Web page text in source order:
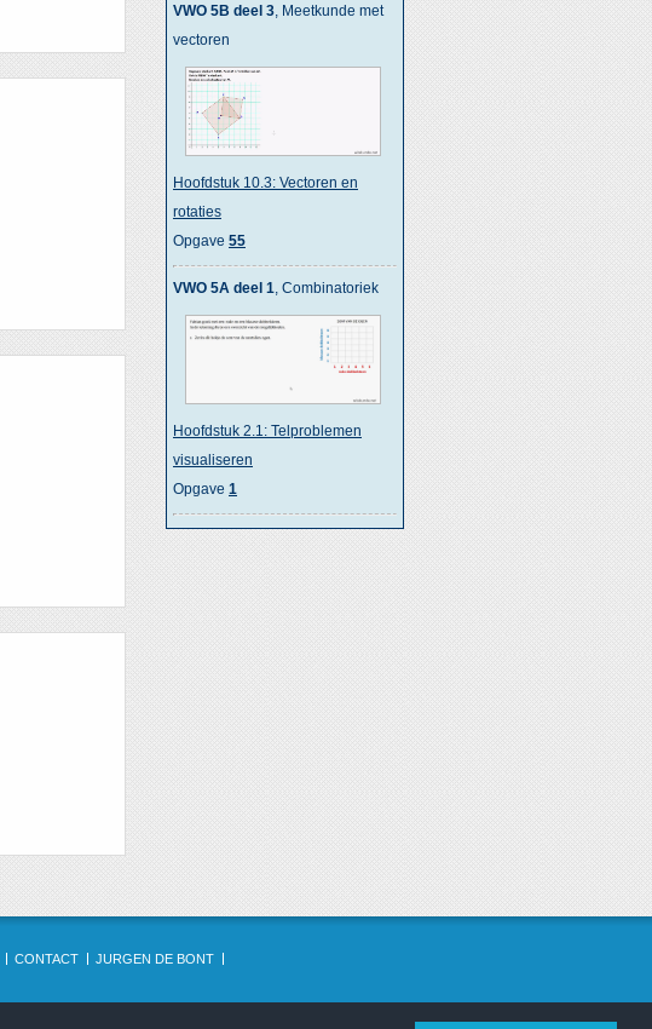
VWO 5B deel 3 , Meetkunde met
vectoren
Hoofdstuk 10.3: Vectoren en
rotaties
Opgave 55
VWO 5A deel 1 , Combinatoriek
Hoofdstuk 2.1: Telproblemen
visualiseren
Opgave 1
CONTACT JURGEN DE BONT